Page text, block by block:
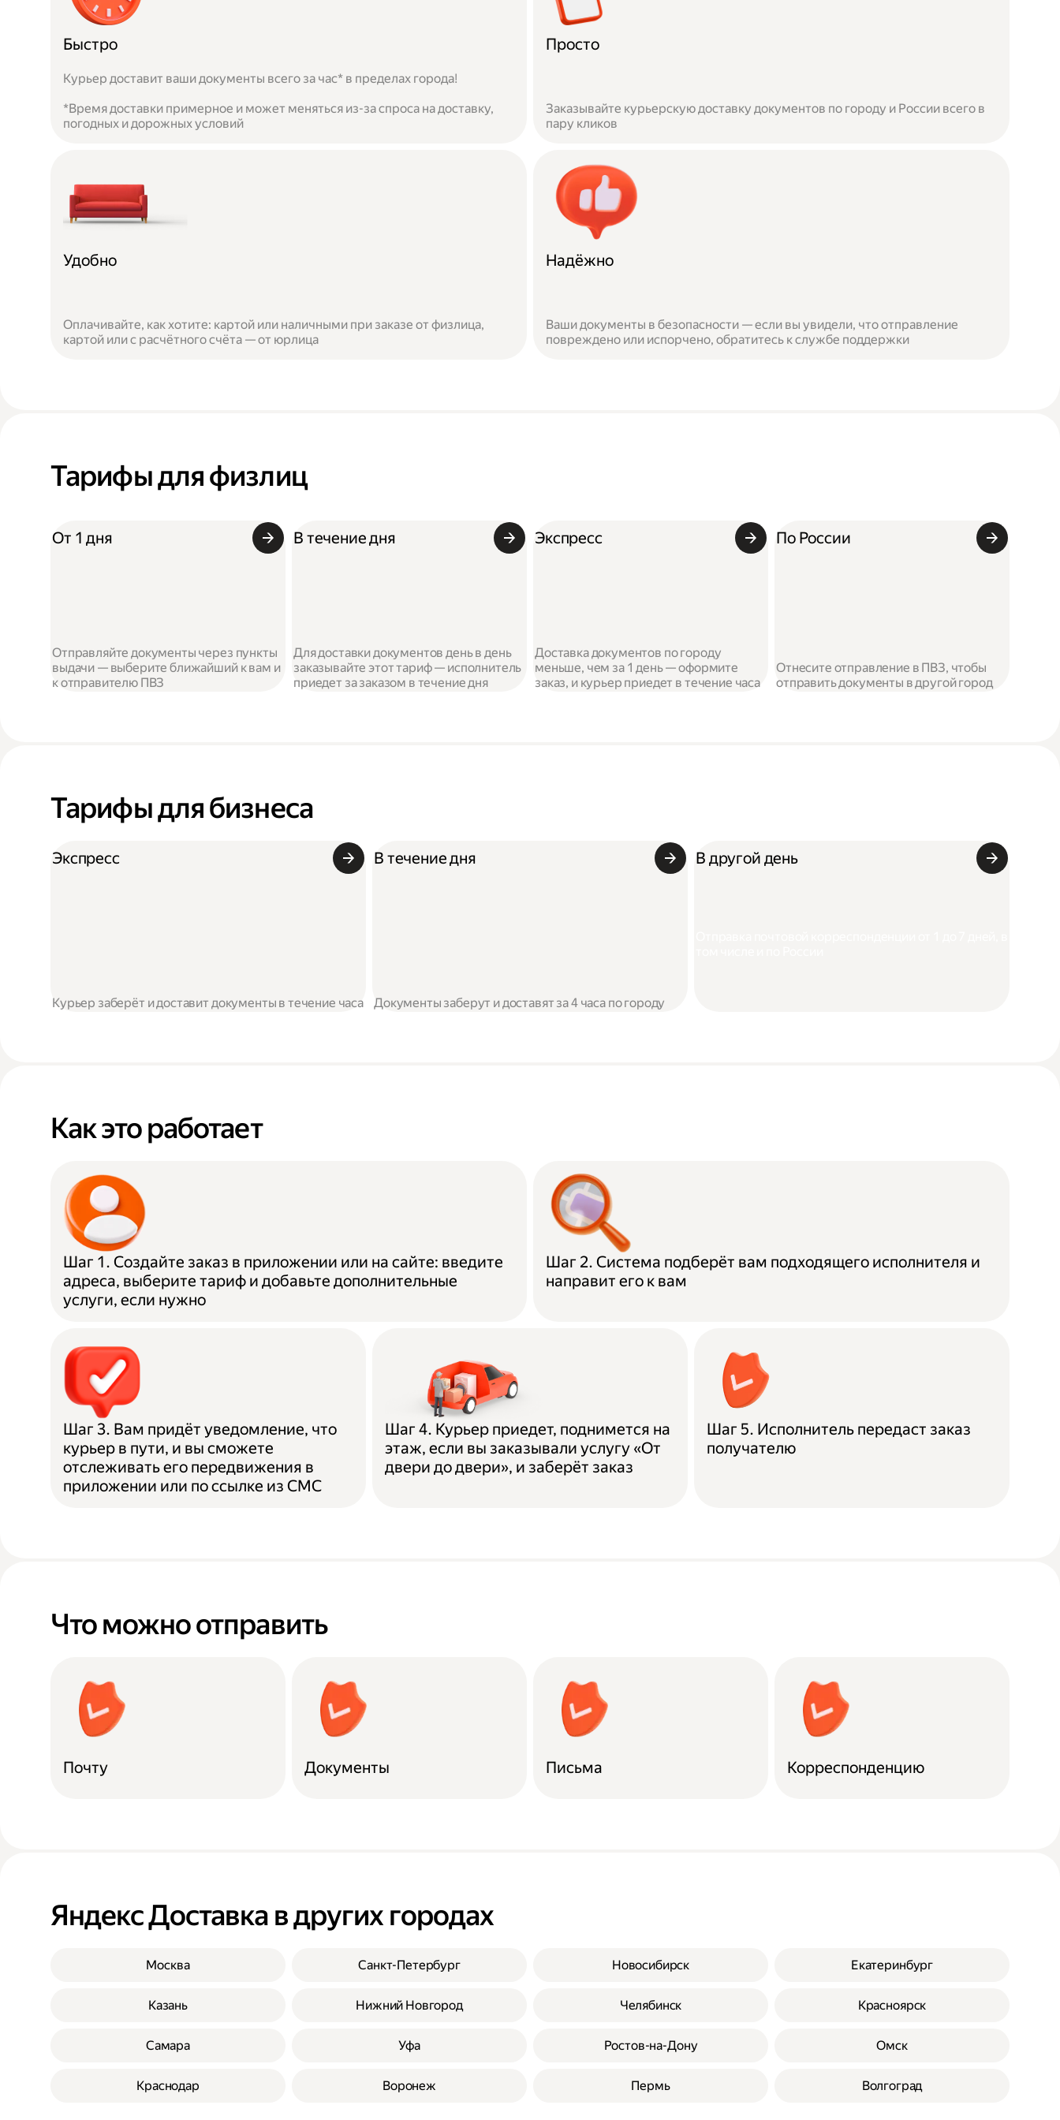
Быстро
Курьер доставит ваши документы всего за час* в пределах города!
*Время доставки примерное и может меняться из-за спроса на доставку,
погодных и дорожных условий
Просто
Заказывайте курьерскую доставку документов по городу и России всего в
пару кликов
Удобно
Оплачивайте, как хотите: картой или наличными при заказе от физлица,
картой или с расчётного счёта — от юрлица
Надёжно
Ваши документы в безопасности — если вы увидели, что отправление
повреждено или испорчено, обратитесь к службе поддержки
Тарифы для физлиц
От 1 дня
Отправляйте документы через пункты
выдачи — выберите ближайший к вам и
к отправителю ПВЗ
В течение дня
Для доставки документов день в день
заказывайте этот тариф — исполнитель
приедет за заказом в течение дня
Экспресс
Доставка документов по городу
меньше, чем за 1 день — оформите
заказ, и курьер приедет в течение часа
По России
Отнесите отправление в ПВЗ, чтобы
отправить документы в другой город
Тарифы для бизнеса
Экспресс
Курьер заберёт и доставит документы в течение часа
В течение дня
Документы заберут и доставят за 4 часа по городу
В другой день
Как это работает
Шаг 1. Создайте заказ в приложении или на сайте: введите
адреса, выберите тариф и добавьте дополнительные
услуги, если нужно
Шаг 2. Система подберёт вам подходящего исполнителя и
направит его к вам
Шаг 3. Вам придёт уведомление, что
курьер в пути, и вы сможете
отслеживать его передвижения в
приложении или по ссылке из СМС
Шаг 4. Курьер приедет, поднимется на
этаж, если вы заказывали услугу «От
двери до двери», и заберёт заказ
Шаг 5. Исполнитель передаст заказ
получателю
Что можно отправить
Почту Документы Письма Корреспонденцию
Яндекс Доставка в других городах
Москва Санкт-Петербург Новосибирск Екатеринбург
Казань Нижний Новгород Челябинск Красноярск
Самара Уфа Ростов-на-Дону Омск
Краснодар Воронеж Пермь Волгоград